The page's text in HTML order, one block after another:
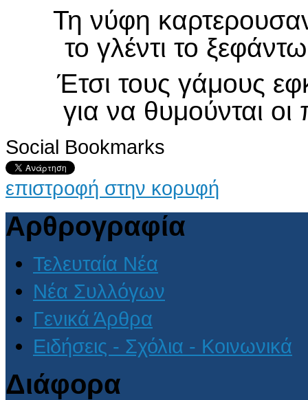
Τη νύφη
το γλέντι το
Έτσι τους γάμους
για να θυμούνται οι
Social Bookmarks
επιστροφή στην κορυφή
Αρθρογραφία
Τελευταία Νέα
Νέα Συλλόγων
Γενικά Άρθρα
Ειδήσεις - Σχόλια - Κοινωνικά
Διάφορα